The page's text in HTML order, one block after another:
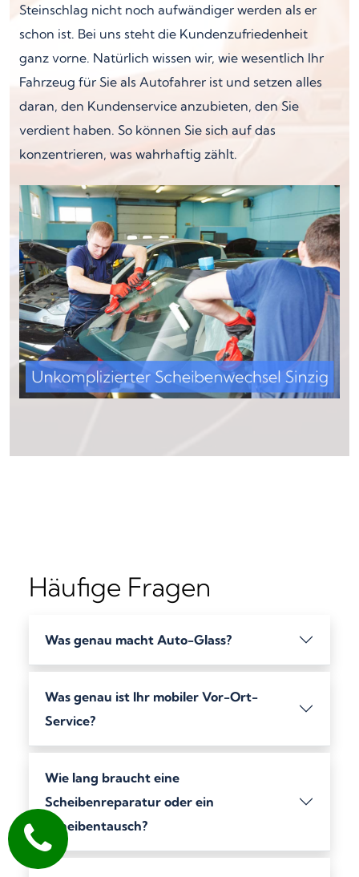
Steinschlag nicht noch aufwändiger werden als er
schon ist. Bei uns steht die Kundenzufriedenheit
ganz vorne. Natürlich wissen wir, wie wesentlich Ihr
Fahrzeug für Sie als Autofahrer ist und setzen alles
daran, den Kundenservice anzubieten, den Sie
verdient haben. So können Sie sich auf das
konzentrieren, was wahrhaftig zählt.
Häufige Fragen
Was genau macht Auto-Glass?
Was genau ist Ihr mobiler Vor-Ort-
Service?
Wie lang braucht eine
Scheibenreparatur oder ein
Scheibentausch?